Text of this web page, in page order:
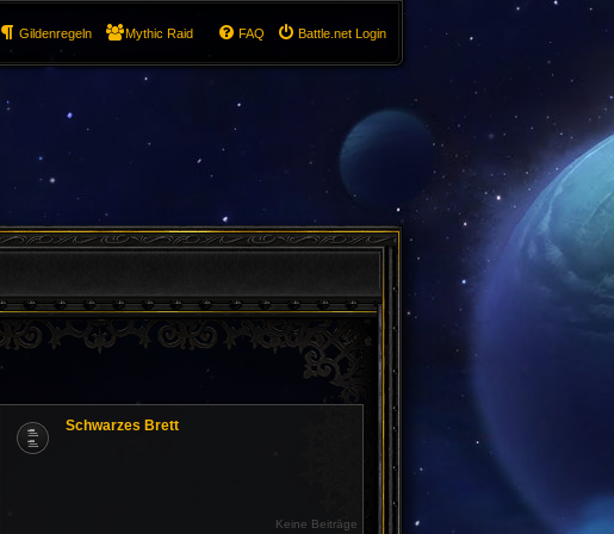
Battle.net Login
FAQ
Gildenregeln Mythic Raid
Schwarzes Brett
Keine Beiträge